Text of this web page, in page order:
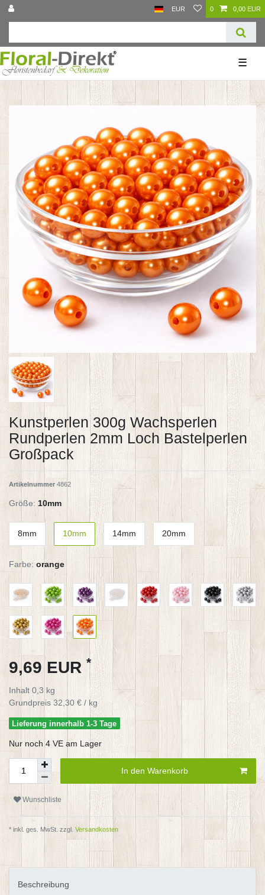
EUR 0 0,00 EUR
☰
Kunstperlen 300g Wachsperlen
Rundperlen 2mm Loch Bastelperlen
Großpack
Artikelnummer 4862
Größe: 10mm
8mm 10mm 14mm 20mm
Farbe: orange
9,69 EUR *
Inhalt 0,3 kg
Grundpreis32,30 € / kg
Lieferung innerhalb 1-3 Tage
Nur noch 4 VE am Lager
In den Warenkorb
Wunschliste
* inkl. ges. MwSt. zzgl. Versandkosten
Beschreibung